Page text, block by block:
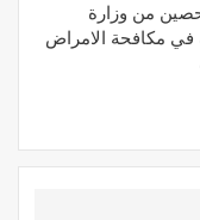
من وزارة
في مكافحة الامراض